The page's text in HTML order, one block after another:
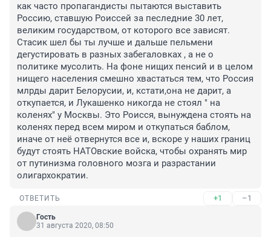
как часто пропагандисты пытаются выставить
Россию, ставшую Роиссей за песледние 30 лет,
великим государством, от которого все зависят.
Стасик шел бы ты лучше и дальше пельмени
дегустировать в разных забегаловках , а не о
политике мусолить. На фоне нищих пенсий и в целом
нищего населения смешно хвастаться тем, что Россия
млрды дарит Белорусии, и, кстати,она не дарит, а
откупается, и Лукашенко никогда не стоял " на
коленях" у Москвы. Это Роисся, вынуждена стоять на
коленях перед всем миром и откупаться баблом,
иначе от неё отвернутся все и, вскоре у наших границ
будут стоять НАТОвские войска, чтобы охранять мир
от путинизма головного мозга и разрастании
олигархократии.
ОТВЕТИТЬ +1 –1
Гость
31 августа 2020, 08:50